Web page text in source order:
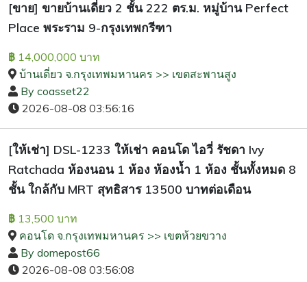
[ขาย] ขายบ้านเดี่ยว 2 ชั้น 222 ตร.ม. หมู่บ้าน Perfect
Place พระราม 9-กรุงเทพกรีฑา
฿ 14,000,000 บาท
บ้านเดี่ยว จ.กรุงเทพมหานคร >> เขตสะพานสูง
By coasset22
2026-08-08 03:56:16
[ให้เช่า] DSL-1233 ให้เช่า คอนโด ไอวี่ รัชดา Ivy
Ratchada ห้องนอน 1 ห้อง ห้องน้ำ 1 ห้อง ชั้นทั้งหมด 8
ชั้น ใกล้กับ MRT สุทธิสาร 13500 บาทต่อเดือน
฿ 13,500 บาท
คอนโด จ.กรุงเทพมหานคร >> เขตห้วยขวาง
By domepost66
2026-08-08 03:56:08